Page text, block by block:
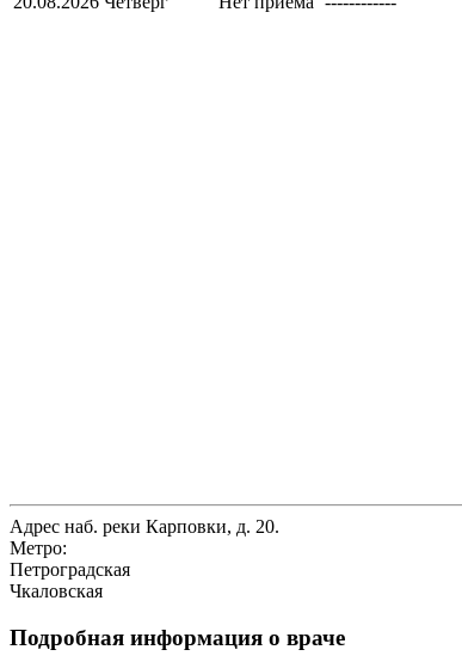
Адрес наб. реки Карповки, д. 20.
Метро:
Петроградская
Чкаловская
Подробная информация о враче